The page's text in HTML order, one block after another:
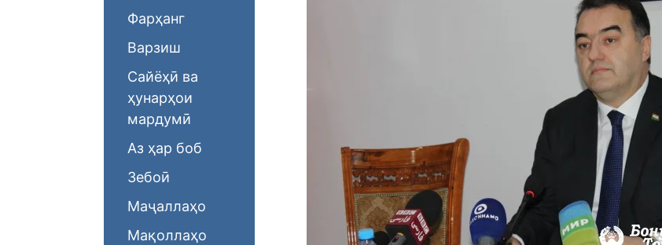
Фарҳанг
Варзиш
Сайёҳӣ ва
ҳунарҳои
мардумӣ
Аз ҳар боб
Зебоӣ
Маҷаллаҳо
Мақоллаҳо